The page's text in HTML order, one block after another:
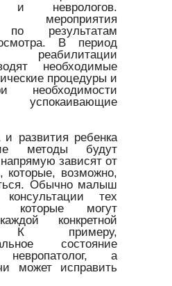
и неврологов.
по результатам
В период
реабилитации
необходимые
процедуры и
необходимости
развития ребенка
методы будут
зависят от
которые, возможно,
Обычно малыш
тех
которые могут
конкретной
К примеру,
состояние
невропатолог, а
может исправить